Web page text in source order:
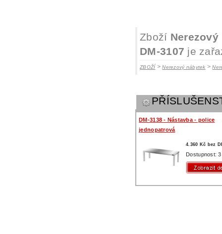
Zboží
DM-3107 je
ZBOŽÍ >Nerezový nábytek >
DM-3138 - Nástavba - police
jednopatrová
4.360 Kč bez
Dostupnost: